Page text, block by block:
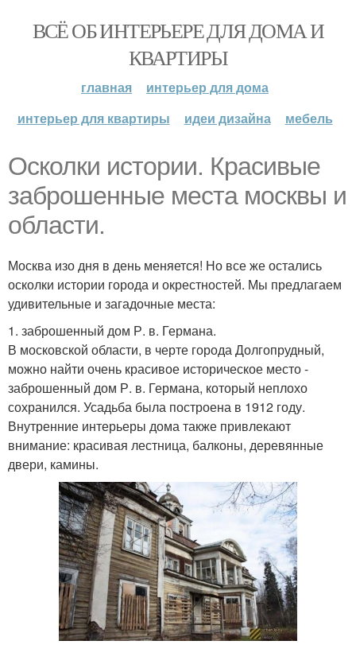
ВСЁ ОБ ИНТЕРЬЕРЕ ДЛЯ ДОМА И
КВАРТИРЫ
главная
интерьер для дома
интерьер для квартиры
идеи дизайна мебель
Осколки истории. Красивые
заброшенные места москвы и
области.
Москва изо дня в день меняется! Но все же остались
осколки истории города и окрестностей. Мы предлагаем
удивительные и загадочные места:
1. заброшенный дом Р. в. Германа.
В московской области, в черте города Долгопрудный,
можно найти очень красивое историческое место -
заброшенный дом Р. в. Германа, который неплохо
сохранился. Усадьба была построена в 1912 году.
Внутренние интерьеры дома также привлекают
внимание: красивая лестница, балконы, деревянные
двери, камины.